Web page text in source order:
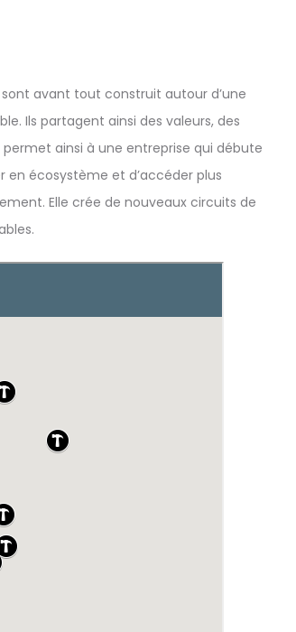
avant tout construit autour d’une
Ils partagent ainsi des valeurs, des
ainsi à une entreprise qui débute
en écosystème et d’accéder plus
Elle crée de nouveaux circuits de